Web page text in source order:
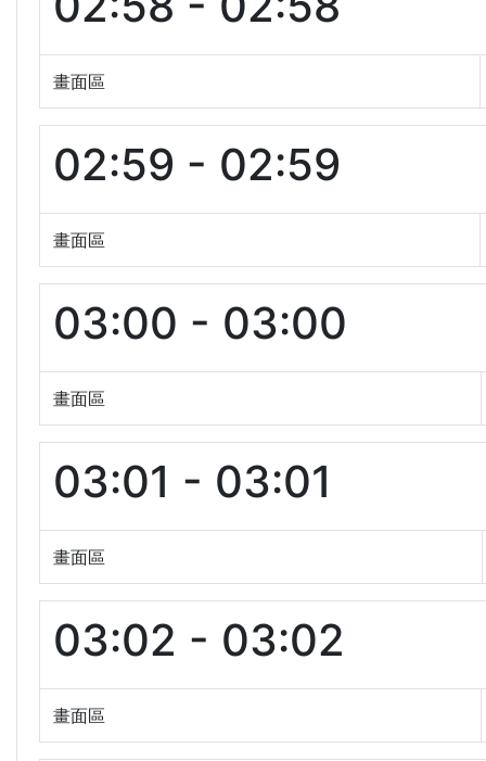
畫面區
02:59 - 02:59
畫面區
03:00 - 03:00
畫面區
03:01 - 03:01
畫面區
03:02 - 03:02
畫面區